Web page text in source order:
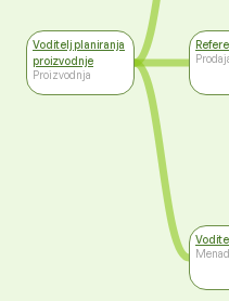
Voditelj planiranja
proizvodnje
Proizvodnja